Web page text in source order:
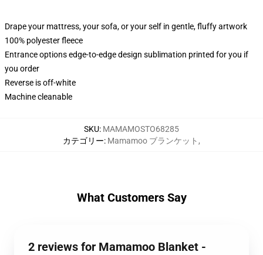
Drape your mattress, your sofa, or your self in gentle, fluffy artwork
100% polyester fleece
Entrance options edge-to-edge design sublimation printed for you if
you order
Reverse is off-white
Machine cleanable
SKU: MAMAMOSTO68285
カテゴリー: Mamamoo ブランケット ,
What Customers Say
2 reviews for Mamamoo Blanket -